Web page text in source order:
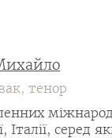
тенор
Італії,